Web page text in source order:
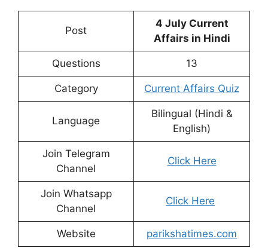
Post
4 JulyCurrent
Affairs in Hindi
Questions 13
Category Current Affairs Quiz
Language
Bilingual (Hindi &
English)
Join Telegram
Channel
Click Here
Join Whatsapp
Channel
Click Here
Website parikshatimes.com